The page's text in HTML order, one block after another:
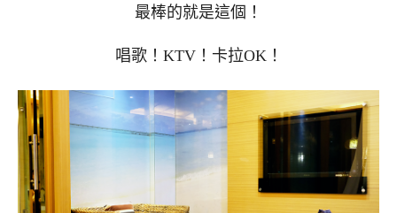
最棒的就是這個！
唱歌！KTV！卡拉OK！